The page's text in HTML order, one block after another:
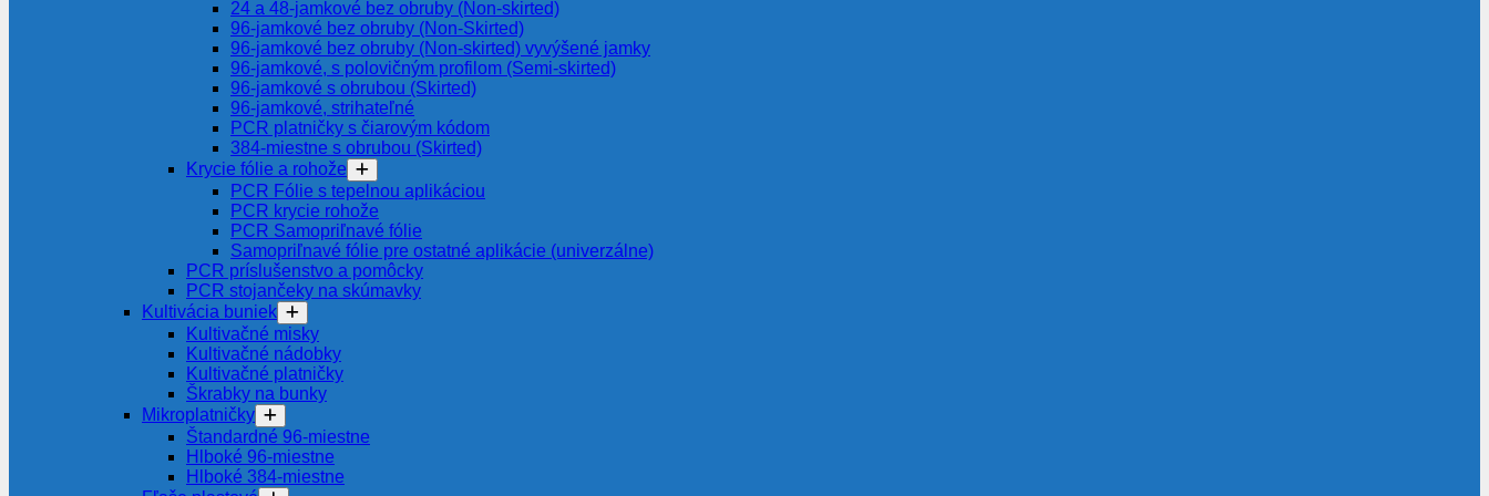
24 a 48-jamkové bez obruby (Non-skirted)
96-jamkové bez obruby (Non-Skirted)
96-jamkové bez obruby (Non-skirted) vyvýšené jamky
96-jamkové, s polovičným profilom (Semi-skirted)
96-jamkové s obrubou (Skirted)
96-jamkové, strihateľné
PCR platničky s čiarovým kódom
384-miestne s obrubou (Skirted)
Krycie fólie a rohože
PCR Fólie s tepelnou aplikáciou
PCR krycie rohože
PCR Samopriľnavé fólie
Samopriľnavé fólie pre ostatné aplikácie (univerzálne)
PCR príslušenstvo a pomôcky
PCR stojančeky na skúmavky
Kultivácia buniek
Kultivačné misky
Kultivačné nádobky
Kultivačné platničky
Škrabky na bunky
Mikroplatničky
Štandardné 96-miestne
Hlboké 96-miestne
Hlboké 384-miestne